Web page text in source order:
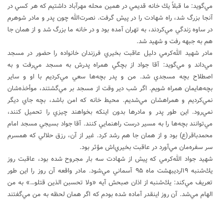
مي‌گويد: ما قبلاً يك خانه قديمي در همين محله مهرآباد داشتيم كه هر كسي در
آنجا بزرگ شد، راه شهادت را در پيش گرفت. نصرت‌الله چون پدر و مادر شوهرم
در ساوه زندگي مي‌كردند، به تهران آمده بود و در خانه ما بزرگ شد و از همان جا
هم به جبهه رفت و شهيد شد.
مادر شهيد الله‌كرمي دليل عاقبت بخيري فرزندان خانواده را حضور در مسجد
مي‌داند و مي‌گويد: آقا جواد از بچگي همراه پدرش به مسجد مي‌رفت و به
اصطلاح بچه مسجدي شد. من و پدر بچه‌ها سعي مي‌كرديم با او و ساير
بچه‌هايمان همراه شويم. اگر شب دير وقت از مسجد بر مي‌گشتند، موأخذه‌شان
نمي‌كرديم و همراهشان مي‌شديم. محيط خانه كه امن باشد، بچه جاي ديگر
نمي‌رود. اين طور پدر و مادرها بدون اينكه بخواهند چيزي را تحميل كنند،
مي‌توانند بچه‌ها را به مسير درست راهنمايي كنند. آقا جواد بسيجي مسجد امام
محمدباقر(ع) بود و از همان جا هم رشد كرد. غير از آن، رزق حلالي كه همسرم
سر سفره‌مان مي‌آورد در عاقبت بخيري‌اش مؤثر بود.
شهيد جواد الله‌كرمي كه پيش از شهادت سه بار مجروح شده بود، عاقبت روز
يك‌شنبه ۱۹‌ارديبهشت ماه ۹۵ آسماني مي‌شود. مادر واقعه آن روز را اين طور
تعريف مي‌كند: يك‌شنبه از اذان صبحش آيه «ولا تحسبن الذين قتلو…» به من
الهام مي‌شد. آن روز اينقدر آماده شده بودم كه اگر همان لحظه به من مي‌گفتند